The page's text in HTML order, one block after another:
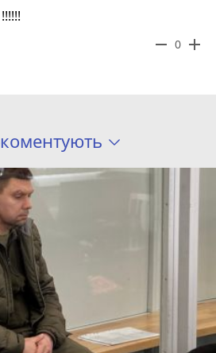
remove 0 add
коментують